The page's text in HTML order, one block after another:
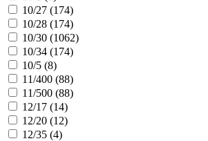
10/27 (174)
10/28 (174)
10/30 (1062)
10/34 (174)
10/5 (8)
11/400 (88)
11/500 (88)
12/17 (14)
12/20 (12)
12/35 (4)